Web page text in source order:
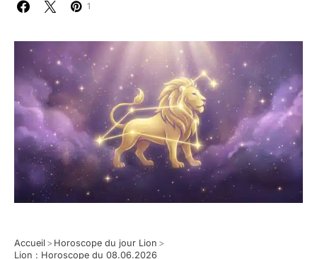
1
Accueil > Horoscope du jour Lion >
Lion : Horoscope du 08.06.2026